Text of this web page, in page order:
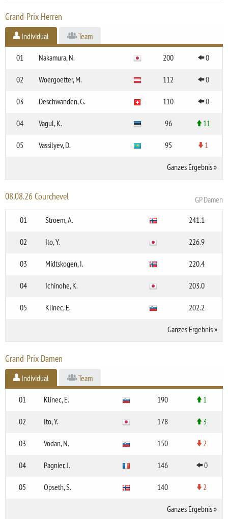
Grand-Prix Herren
Individual Team
01 Nakamura, N. 200 0
02 Woergoetter, M. 112 0
03 Deschwanden, G. 110 0
04 Vagul, K. 96 11
05 Vassilyev, D. 95 1
Ganzes Ergebnis»
08.08.26 Courchevel
GP Damen
01
Stroem, A. 241.1
02 Ito, Y. 226.9
03 Midtskogen, I. 220.4
04 Ichinohe, K. 203.0
05 Klinec, E. 202.2
Ganzes Ergebnis»
Grand-Prix Damen
Individual Team
01 Klinec, E. 190 1
02 Ito, Y. 178 3
03 Vodan, N. 150 2
04 Pagnier, J. 146 0
05 Opseth, S. 140 2
Ganzes Ergebnis»